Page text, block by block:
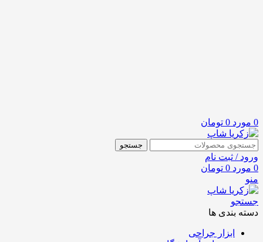
0 مورد 0 تومان
جستجو
ورود / ثبت نام
0 مورد 0 تومان
منو
جستجو
دسته بندی ها
ابزار جراحی